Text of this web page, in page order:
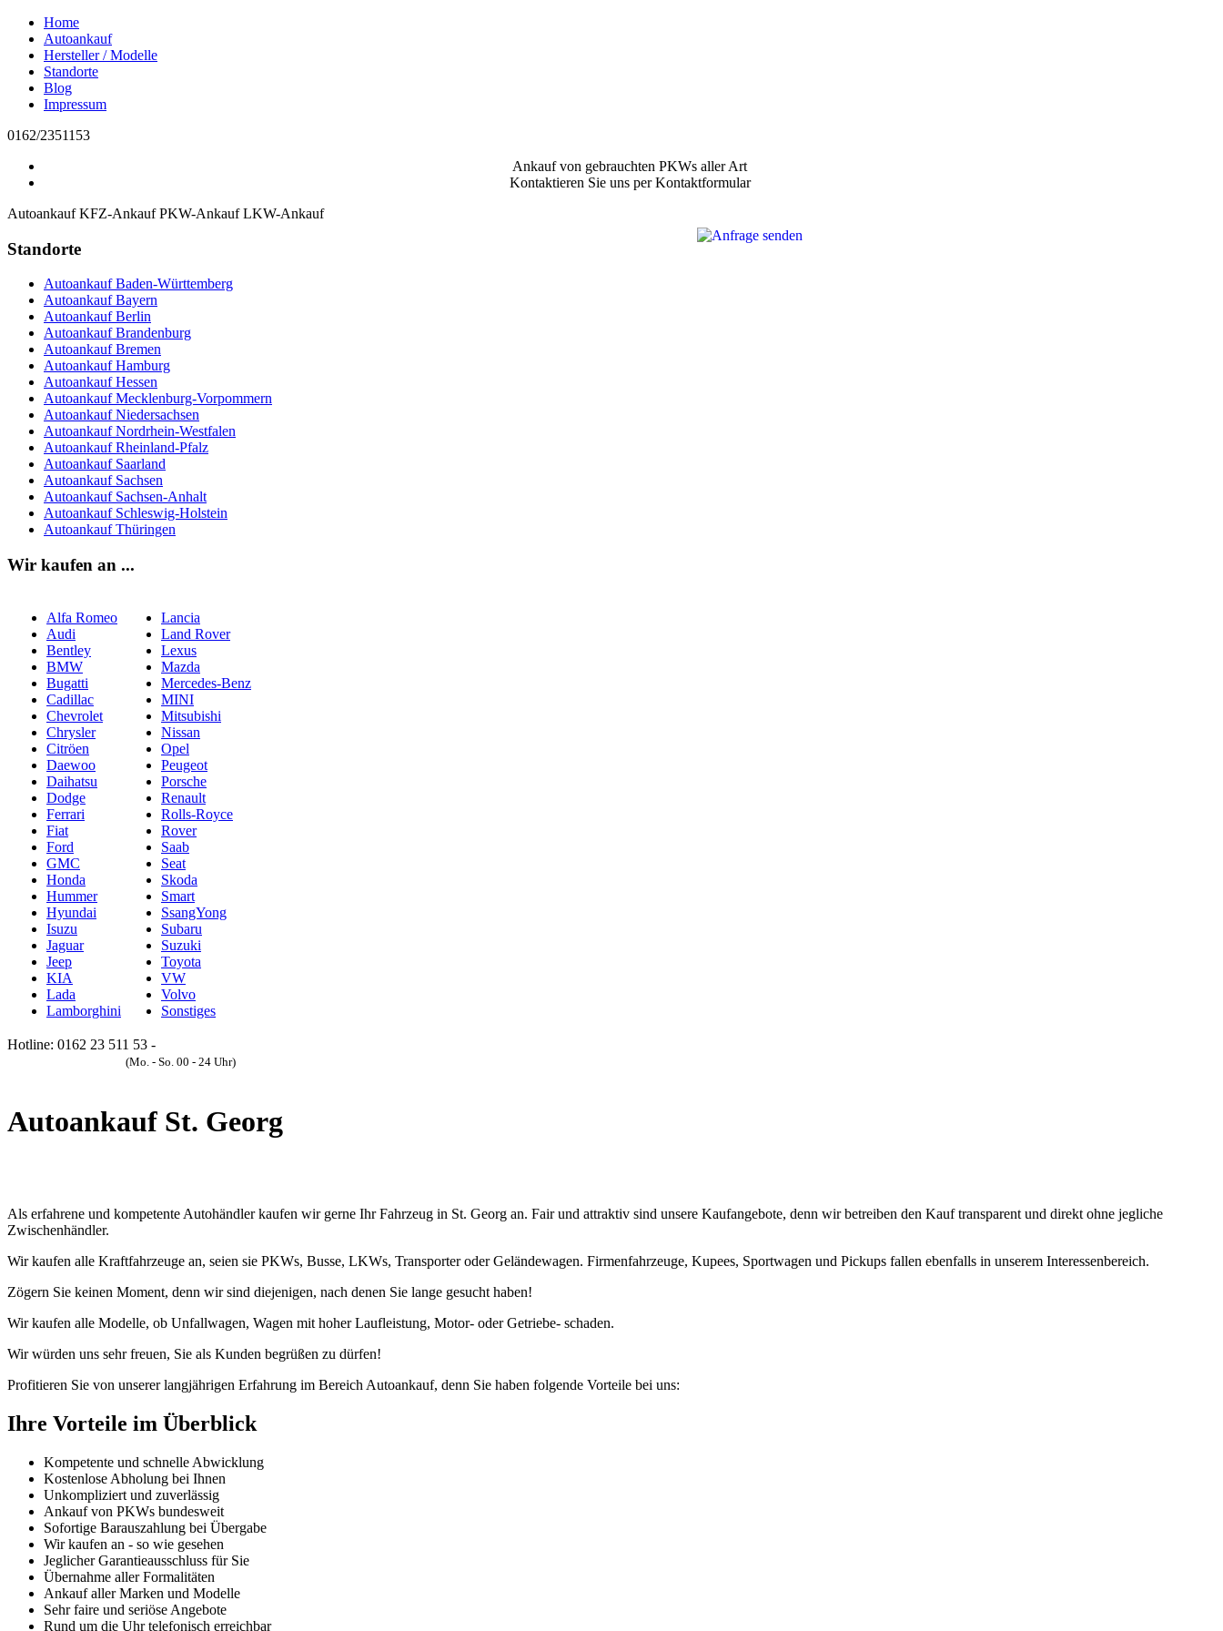
Home
Autoankauf
Hersteller / Modelle
Standorte
Blog
Impressum
0162/2351153
Ankauf von gebrauchten PKWs aller Art
Kontaktieren Sie uns per Kontaktformular
Autoankauf KFZ-Ankauf PKW-Ankauf LKW-Ankauf
Standorte
Autoankauf Baden-Württemberg
Autoankauf Bayern
Autoankauf Berlin
Autoankauf Brandenburg
Autoankauf Bremen
Autoankauf Hamburg
Autoankauf Hessen
Autoankauf Mecklenburg-Vorpommern
Autoankauf Niedersachsen
Autoankauf Nordrhein-Westfalen
Autoankauf Rheinland-Pfalz
Autoankauf Saarland
Autoankauf Sachsen
Autoankauf Sachsen-Anhalt
Autoankauf Schleswig-Holstein
Autoankauf Thüringen
Wir kaufen an ...
Alfa Romeo
Audi
Bentley
BMW
Bugatti
Cadillac
Chevrolet
Chrysler
Citröen
Daewoo
Daihatsu
Dodge
Ferrari
Fiat
Ford
GMC
Honda
Hummer
Hyundai
Isuzu
Jaguar
Jeep
KIA
Lada
Lamborghini
Lancia
Land Rover
Lexus
Mazda
Mercedes-Benz
MINI
Mitsubishi
Nissan
Opel
Peugeot
Porsche
Renault
Rolls-Royce
Rover
Saab
Seat
Skoda
Smart
SsangYong
Subaru
Suzuki
Toyota
VW
Volvo
Sonstiges
Hotline: 0162 23 511 53 -
(Mo. - So. 00 - 24 Uhr)
Autoankauf St. Georg
Als erfahrene und kompetente Autohändler kaufen wir gerne Ihr Fahrzeug in St. Georg an. Fair und attraktiv sind unsere Kaufangebote, denn wir betreiben den Kauf transparent und direkt ohne jegliche
Zwischenhändler.
Wir kaufen alle Kraftfahrzeuge an, seien sie PKWs, Busse, LKWs, Transporter oder Geländewagen. Firmenfahrzeuge, Kupees, Sportwagen und Pickups fallen ebenfalls in unserem Interessenbereich.
Zögern Sie keinen Moment, denn wir sind diejenigen, nach denen Sie lange gesucht haben!
Wir kaufen alle Modelle, ob Unfallwagen, Wagen mit hoher Laufleistung, Motor- oder Getriebe- schaden.
Wir würden uns sehr freuen, Sie als Kunden begrüßen zu dürfen!
Profitieren Sie von unserer langjährigen Erfahrung im Bereich Autoankauf, denn Sie haben folgende Vorteile bei uns:
Ihre Vorteile im Überblick
Kompetente und schnelle Abwicklung
Kostenlose Abholung bei Ihnen
Unkompliziert und zuverlässig
Ankauf von PKWs bundesweit
Sofortige Barauszahlung bei Übergabe
Wir kaufen an - so wie gesehen
Jeglicher Garantieausschluss für Sie
Übernahme aller Formalitäten
Ankauf aller Marken und Modelle
Sehr faire und seriöse Angebote
Rund um die Uhr telefonisch erreichbar